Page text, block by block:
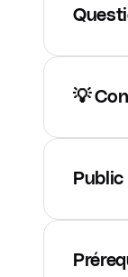
💡
Public